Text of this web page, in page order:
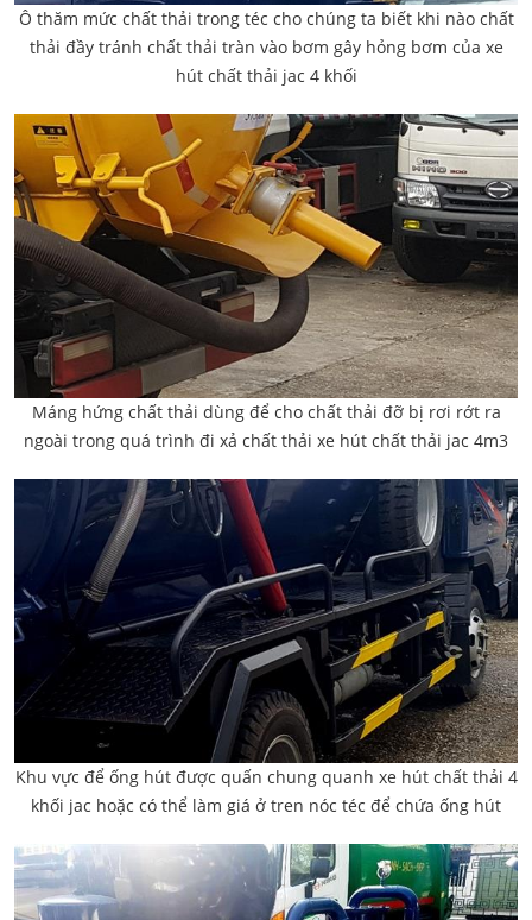
Ô thăm mức chất thải trong téc cho chúng ta biết khi nào chất
thải đầy tránh chất thải tràn vào bơm gây hỏng bơm của xe
hút chất thải jac 4 khối
Máng hứng chất thải dùng để cho chất thải đỡ bị rơi rớt ra
ngoài trong quá trình đi xả chất thải xe hút chất thải jac 4m3
Khu vực để ống hút được quấn chung quanh xe hút chất thải 4
khối jac hoặc có thể làm giá ở tren nóc téc để chứa ống hút